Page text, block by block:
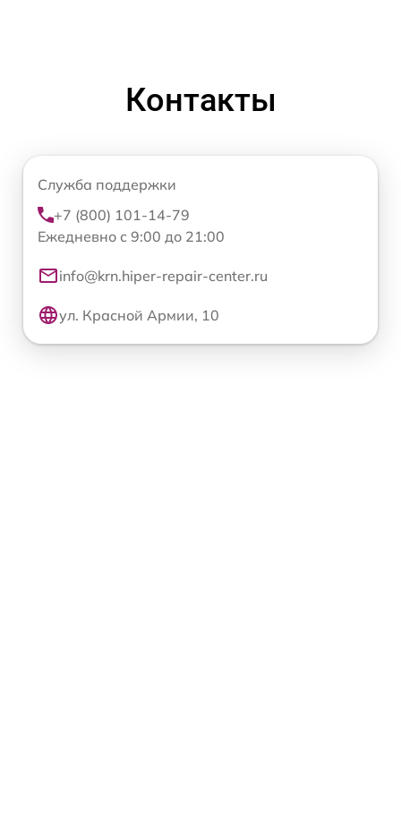
Контакты
Служба поддержки
+7 (800) 101-14-79
Ежедневно с 9:00 до 21:00
info@krn.hiper-repair-center.ru
ул. Красной Армии, 10